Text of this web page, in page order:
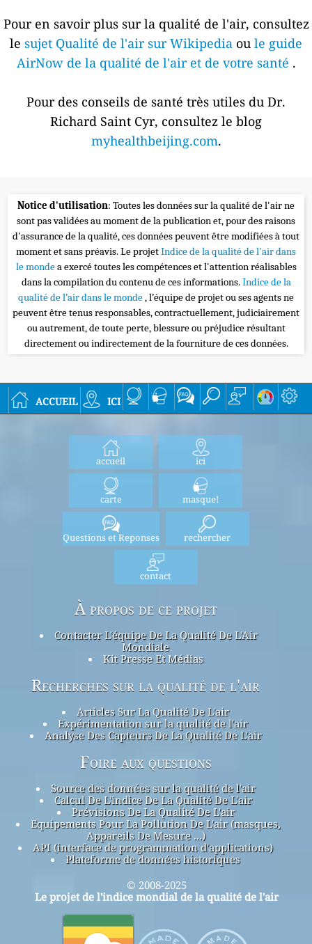
Pour en savoir plus sur la qualité de l'air, consultez
le sujet Qualité de l'air sur Wikipedia ou le guide
AirNow de la qualité de l'air et de votre santé .
Pour des conseils de santé très utiles du Dr.
Richard Saint Cyr, consultez le blog
myhealthbeijing.com.
Notice d'utilisation: Toutes les données sur la qualité de l'air ne
sont pas validées au moment de la publication et, pour des raisons
d'assurance de la qualité, ces données peuvent être modifiées à tout
moment et sans préavis. Le projetIndice de la qualité de l'air dans
le mondea exercé toutes les compétences et l'attention réalisables
dans la compilation du contenu de ces informations.Indice de la
qualité de l’air dans le monde, l’équipe de projet ou ses agents ne
peuvent être tenus responsables, contractuellement, judiciairement
ou autrement, de toute perte, blessure ou préjudice résultant
directement ou indirectement de la fourniture de ces données.
accueil ici
accueil ici
carte masque!
Questions et Reponses rechercher
contact
À propos de ce projet
Contacter L'équipe De La Qualité De L'Air
Mondiale
Kit Presse Et Médias
Recherches sur la qualité de l'air
Articles Sur La Qualité De L'air
Expérimentation sur la qualité de l'air
Analyse Des Capteurs De La Qualité De L'air
Foire aux questions
Source des données sur la qualité de l'air
Calcul De L'indice De La Qualité De L'air
Prévisions De La Qualité De L'air
Equipements Pour La Pollution De L'air (masques,
Appareils De Mesure ...)
API (interface de programmation d'applications)
Plateforme de données historiques
© 2008-2025
Le projet de l'indice mondial de la qualité de l'air